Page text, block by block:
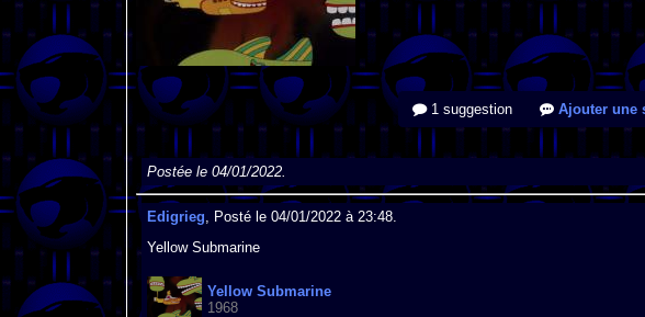
1 suggestion Ajouter une
Postée le 04/01/2022.
Edigrieg , Posté le 04/01/2022 à 23:48.
Yellow Submarine
Yellow Submarine
1968